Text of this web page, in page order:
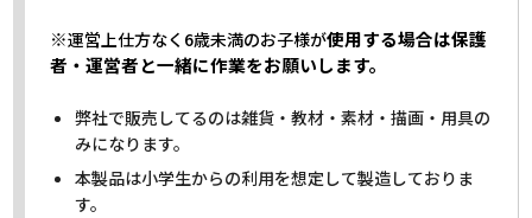
※運営上仕方なく6歳未満のお子様が使用する場合は保護
者・運営者と一緒に作業をお願いします。
弊社で販売してるのは雑貨・教材・素材・描画・用具の
みになります。
本製品は小学生からの利用を想定して製造しておりま
す。